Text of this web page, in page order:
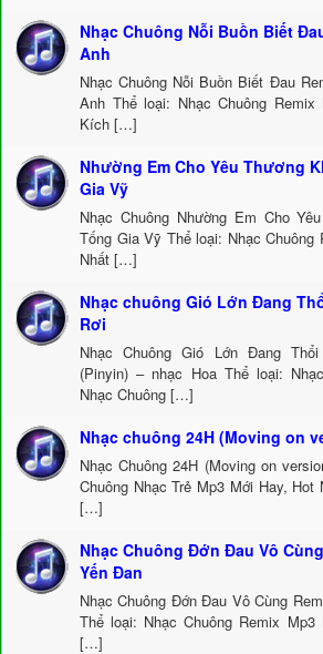
Nhạc Chuông Nỗi Buồn Biết
Anh
Nhạc Chuông Nỗi Buồn Biết Đau
Anh Thể loại: Nhạc Chuông
Kích […]
Nhường Em Cho Yêu Thương
Gia Vỹ
Nhạc Chuông Nhường Em Cho
Tống Gia Vỹ Thể loại: Nhạc Chuông
Nhất […]
Nhạc chuông Gió Lớn Đang
Rơi
Nhạc Chuông Gió Lớn Đang
(Pinyin) – nhạc Hoa Thể loại:
Nhạc Chuông […]
Nhạc chuông 24H (Moving on
Nhạc Chuông 24H (Moving on
Chuông Nhạc Trẻ Mp3 Mới Hay,
[…]
Nhạc Chuông Đớn Đau Vô
Yến Đan
Nhạc Chuông Đớn Đau Vô Cùng
Thể loại: Nhạc Chuông Remix
[…]